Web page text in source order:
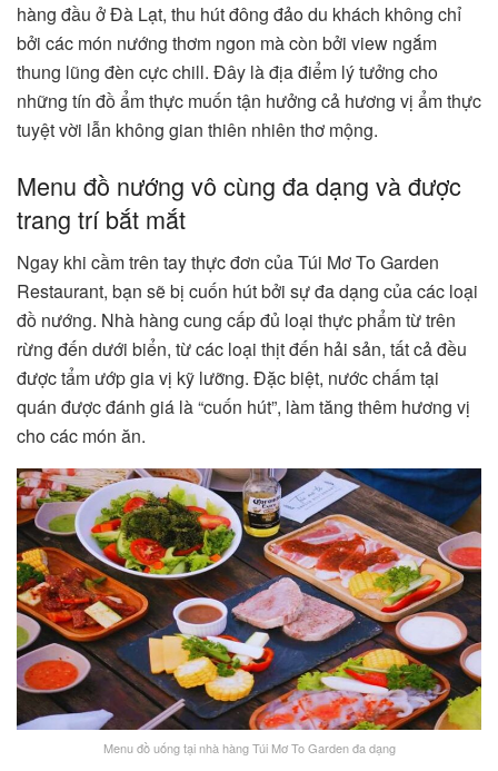
hàng đầu ở Đà Lạt, thu hút đông đảo du khách không chỉ
bởi các món nướng thơm ngon mà còn bởi view ngắm
thung lũng đèn cực chill. Đây là địa điểm lý tưởng cho
những tín đồ ẩm thực muốn tận hưởng cả hương vị ẩm thực
tuyệt vời lẫn không gian thiên nhiên thơ mộng.
Menu đồ nướng vô cùng đa dạng và được
trang trí bắt mắt
Ngay khi cầm trên tay thực đơn của Túi Mơ To Garden
Restaurant, bạn sẽ bị cuốn hút bởi sự đa dạng của các loại
đồ nướng. Nhà hàng cung cấp đủ loại thực phẩm từ trên
rừng đến dưới biển, từ các loại thịt đến hải sản, tất cả đều
được tẩm ướp gia vị kỹ lưỡng. Đặc biệt, nước chấm tại
quán được đánh giá là “cuốn hút”, làm tăng thêm hương vị
cho các món ăn.
Menu đồ uống tại nhà hàng Túi Mơ To Garden đa dạng